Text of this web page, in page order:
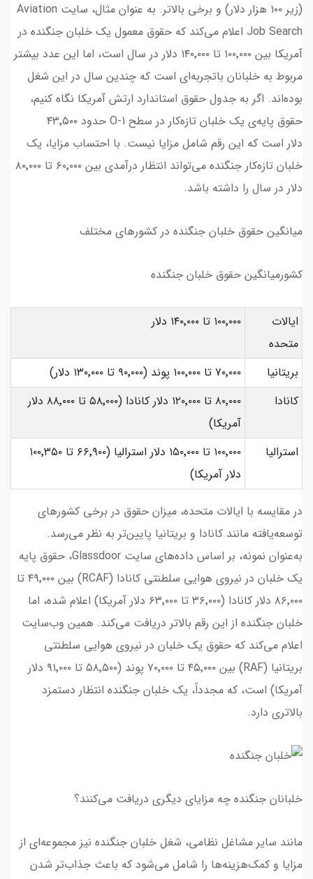
(زیر ۱۰۰ هزار دلار) و برخی بالاتر. به عنوان مثال، سایت Aviation
Job Search اعلام می‌کند که حقوق معمول یک خلبان جنگنده در
آمریکا بین ۱۰۰٬۰۰۰ تا ۱۴۰٬۰۰۰ دلار در سال است، اما این عدد بیشتر
مربوط به خلبانان باتجربه‌ای است که چندین سال در این شغل
بوده‌اند. اگر به جدول حقوق استاندارد ارتش آمریکا نگاه کنیم،
حقوق پایه‌ی یک خلبان تازه‌کار در سطح O-1 حدود ۴۳٬۵۰۰
دلار است که این رقم شامل مزایا نیست. با احتساب مزایا، یک
خلبان تازه‌کار جنگنده می‌تواند انتظار درآمدی بین ۶۰٬۰۰۰ تا ۸۰٬۰۰۰
دلار در سال را داشته باشد.
میانگین حقوق خلبان جنگنده در کشورهای مختلف
کشورمیانگین حقوق خلبان جنگنده
ایالات
متحده
۱۰۰٬۰۰۰ تا ۱۴۰٬۰۰۰ دلار
بریتانیا
۷۰٬۰۰۰ تا ۱۰۰٬۰۰۰ پوند (۹۰٬۰۰۰ تا ۱۳۰٬۰۰۰ دلار)
کانادا
۸۰٬۰۰۰ تا ۱۲۰٬۰۰۰ دلار کانادا (۵۸٬۰۰۰ تا ۸۸٬۰۰۰ دلار
آمریکا)
استرالیا
۱۰۰٬۰۰۰ تا ۱۵۰٬۰۰۰ دلار استرالیا (۶۶٬۹۰۰ تا ۱۰۰٬۳۵۰
دلار آمریکا)
در مقایسه با ایالات متحده، میزان حقوق در برخی کشورهای
توسعه‌یافته مانند کانادا و بریتانیا پایین‌تر به نظر می‌رسد.
به‌عنوان نمونه، بر اساس داده‌های سایت Glassdoor، حقوق پایه
یک خلبان در نیروی هوایی سلطنتی کانادا (RCAF) بین ۴۹٬۰۰۰ تا
۸۶٬۰۰۰ دلار کانادا (۳۶٬۰۰۰ تا ۶۳٬۰۰۰ دلار آمریکا) اعلام شده، اما
خلبان جنگنده از این رقم بالاتر دریافت می‌کند. همین وب‌سایت
اعلام می‌کند که حقوق یک خلبان در نیروی هوایی سلطنتی
بریتانیا (RAF) بین ۴۵٬۰۰۰ تا ۷۰٬۰۰۰ پوند (۵۸٬۵۰۰ تا ۹۱٬۰۰۰ دلار
آمریکا) است، که مجدداً، یک خلبان جنگنده انتظار دستمزد
بالاتری دارد.
خلبانان جنگنده چه مزایای دیگری دریافت می‌کنند؟
مانند سایر مشاغل نظامی، شغل خلبان جنگنده نیز مجموعه‌ای از
مزایا و کمک‌هزینه‌ها را شامل می‌شود که باعث جذاب‌تر شدن